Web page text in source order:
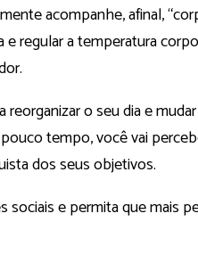
acompanhe, afinal,
e regular a temperatura
o seu dia e
tempo, você vai
dos seus objetivos.
e permita que mais